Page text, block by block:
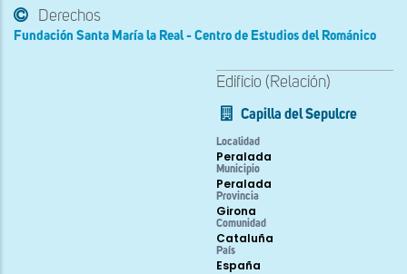
Derechos
Fundación Santa María la Real - Centro de Estudios del Románico
Edificio (Relación)
Capilla del Sepulcre
Localidad
Peralada
Municipio
Peralada
Provincia
Girona
Comunidad
Cataluña
País
España